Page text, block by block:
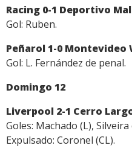
Racing 0-1 Deportivo
Gol: Ruben.
Peñarol 1-0 Montevideo
Gol: L. Fernández de penal.
Domingo 12
Liverpool 2-1 Cerro
Goles: Machado (L),
Expulsado: Coronel (CL).